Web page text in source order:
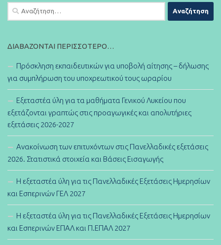
Αναζήτηση
για:
ΔΙΑΒΆΖΟΝΤΑΙ ΠΕΡΙΣΣΌΤΕΡΟ…
Πρόσκληση εκπαιδευτικών για υποβολή αίτησης – δήλωσης
για συμπλήρωση του υποχρεωτικού τους ωραρίου
Εξεταστέα ύλη για τα μαθήματα Γενικού Λυκείου που
εξετάζονται γραπτώς στις προαγωγικές και απολυτήριες
εξετάσεις 2026-2027
Ανακοίνωση των επιτυχόντων στις Πανελλαδικές εξετάσεις
2026. Στατιστικά στοιχεία και Βάσεις Εισαγωγής
Η εξεταστέα ύλη για τις Πανελλαδικές Εξετάσεις Ημερησίων
και Εσπερινών ΓΕΛ 2027
Η εξεταστέα ύλη για τις Πανελλαδικές Εξετάσεις Ημερησίων
και Εσπερινών ΕΠΑΛ και Π.ΕΠΑΛ 2027